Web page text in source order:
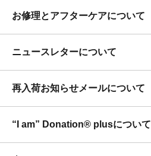
お修理とアフターケアについて
ニュースレターについて
再入荷お知らせメールについて
“I am” Donation® plusについて